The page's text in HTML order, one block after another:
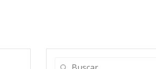
Buscar: